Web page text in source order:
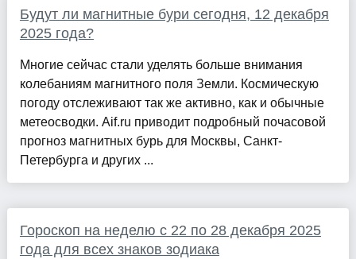
Будут ли магнитные бури сегодня, 12 декабря
2025 года?
Многие сейчас стали уделять больше внимания
колебаниям магнитного поля Земли. Космическую
погоду отслеживают так же активно, как и обычные
метеосводки. Aif.ru приводит подробный почасовой
прогноз магнитных бурь для Москвы, Санкт-
Петербурга и других ...
Гороскоп на неделю с 22 по 28 декабря 2025
года для всех знаков зодиака